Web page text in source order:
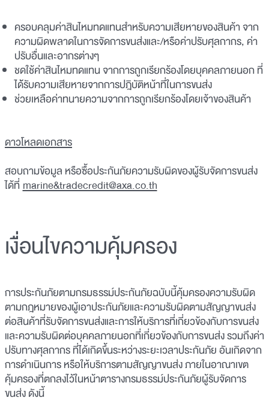
ครอบคลุมค่าสินไหมทดแทนสำหรับความเสียหายของสินค้า จาก
ความผิดพลาดในการจัดการขนส่งและ/หรือค่าปรับศุลกากร, ค่า
ปรับอื่นและอากรต่างๆ
ชดใช้ค่าสินไหมทดแทน จากการถูกเรียกร้องโดยบุคคลภายนอก ที่
ได้รับความเสียหายจากการปฎิบัติหน้าที่ในการขนส่ง
ช่วยเหลือค่าทนายความจากการถูกเรียกร้องโดยเจ้าของสินค้า
ดาวโหลดเอกสาร
สอบถามข้อมูล หรือซื้อประกันภัยความรับผิดของผู้รับจัดการขนส่ง
ได้ที่marine&tradecredit@axa.co.th
เงื่อนไขความคุ้มครอง
การประกันภัยตามกรมธรรม์ประกันภัยฉบับนี้คุ้มครองความรับผิด
ตามกฎหมายของผู้เอาประกันภัยและความรับผิดตามสัญญาขนส่ง
ต่อสินค้าที่รับจัดการขนส่งและการให้บริการที่เกี่ยวข้องกับการขนส่ง
และความรับผิดต่อบุคคลภายนอกที่เกี่ยวข้องกับการขนส่ง รวมถึงค่า
ปรับทางศุลกากร ที่ได้เกิดขึ้นระหว่างระยะเวลาประกันภัย อันเกิดจาก
การดำเนินการ หรือให้บริการตามสัญญาขนส่ง ภายในอาณาเขต
คุ้มครองที่ตกลงไว้ในหน้าตารางกรมธรรม์ประกันภัยผู้รับจัดการ
ขนส่ง ดังนี้